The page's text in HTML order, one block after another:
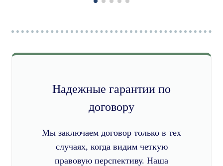
Надежные гарантии по
договору
Мы заключаем договор только в тех
случаях, когда видим четкую
правовую перспективу. Наша